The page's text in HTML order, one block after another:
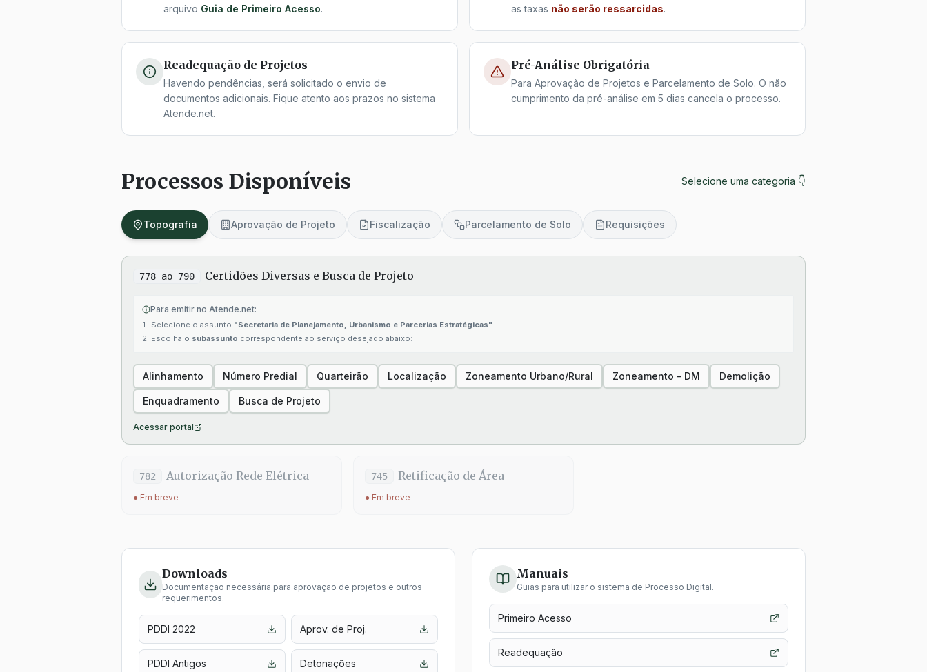
arquivo Guia de Primeiro Acesso.
as taxas não serão ressarcidas.
Readequação de Projetos
Havendo pendências, será solicitado o envio de
documentos adicionais. Fique atento aos prazos no sistema
Atende.net.
Pré-Análise Obrigatória
Para Aprovação de Projetos e Parcelamento de Solo. O não
cumprimento da pré-análise em 5 dias cancela o processo.
Processos Disponíveis Selecione uma categoria 👇
Topografia Aprovação de Projeto Fiscalização Parcelamento de Solo Requisições
778 ao 790 Certidões Diversas e Busca de Projeto
Para emitir no Atende.net:
Selecione o assunto "Secretaria de Planejamento, Urbanismo e Parcerias Estratégicas"
Escolha o subassunto correspondente ao serviço desejado abaixo:
Alinhamento Número Predial Quarteirão Localização Zoneamento Urbano/Rural Zoneamento - DM Demolição
Enquadramento Busca de Projeto
Acessar portal
782 Autorização Rede Elétrica
● Em breve
745 Retificação de Área
● Em breve
Downloads
Documentação necessária para aprovação de projetos e outros
requerimentos.
PDDI 2022 Aprov. de Proj.
PDDI Antigos Detonações
Manuais
Guias para utilizar o sistema de Processo Digital.
Primeiro Acesso
Readequação